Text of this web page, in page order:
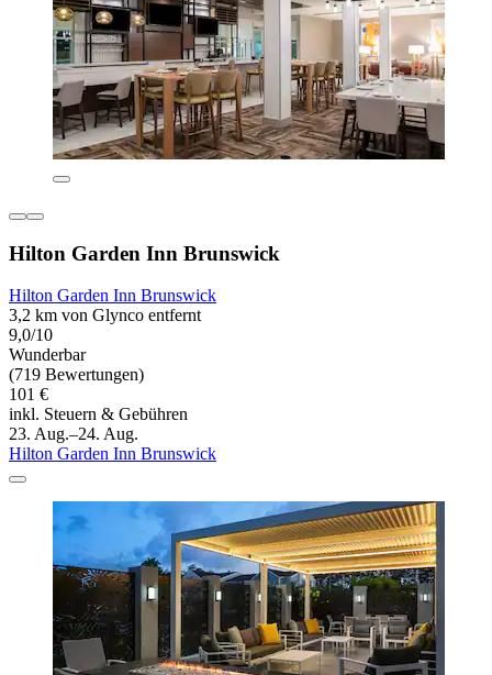
Hilton Garden Inn Brunswick
Hilton Garden Inn Brunswick
3,2 km von Glynco entfernt
9,0/10
Wunderbar
(719 Bewertungen)
101 €
inkl. Steuern & Gebühren
23. Aug.–24. Aug.
Hilton Garden Inn Brunswick